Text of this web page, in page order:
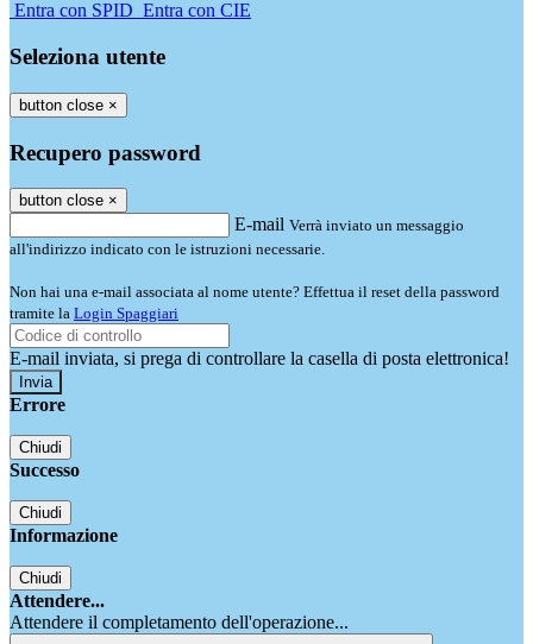
Entra con SPID Entra con CIE
Seleziona utente
button close ×
Recupero password
button close ×
E-mail Verrà inviato un messaggio
all'indirizzo indicato con le istruzioni necessarie.
Non hai una e-mail associata al nome utente? Effettua il reset della password
tramite la Login Spaggiari
E-mail inviata, si prega di controllare la casella di posta elettronica!
Errore
Chiudi
Successo
Chiudi
Informazione
Chiudi
Attendere...
Attendere il completamento dell'operazione...